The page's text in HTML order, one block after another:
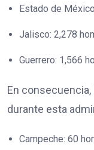
Estado de
Jalisco: 2,278
Guerrero: 1,566
En
durante esta
Campeche: 60